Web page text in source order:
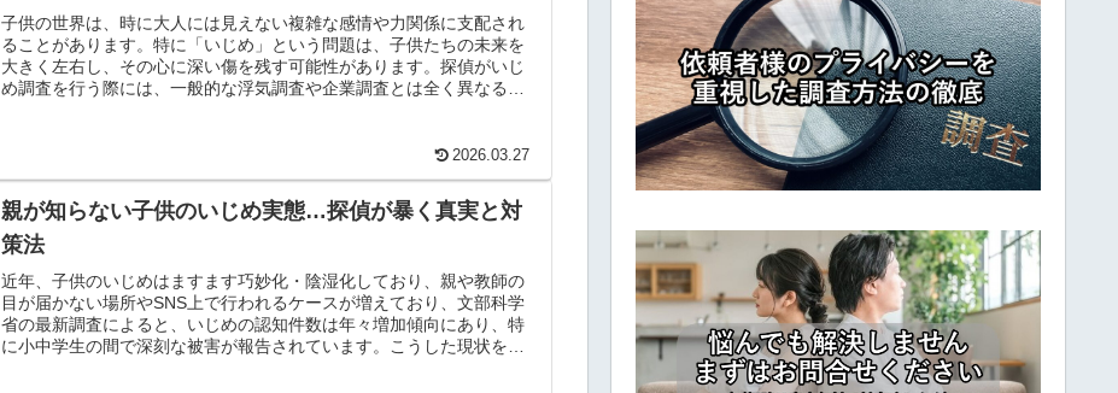
子供の世界は、時に大人には見えない複雑な感情や力関係に支配され
ることがあります。特に「いじめ」という問題は、子供たちの未来を
大きく左右し、その心に深い傷を残す可能性があります。探偵がいじ
め調査を行う際には、一般的な浮気調査や企業調査とは全く異なる、
2026.03.27
親が知らない子供のいじめ実態…探偵が暴く真実と対
策法
近年、子供のいじめはますます巧妙化・陰湿化しており、親や教師の
目が届かない場所やSNS上で行われるケースが増えており、文部科学
省の最新調査によると、いじめの認知件数は年々増加傾向にあり、特
に小中学生の間で深刻な被害が報告されています。こうした現状を正